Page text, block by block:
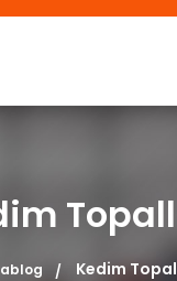
Kedim